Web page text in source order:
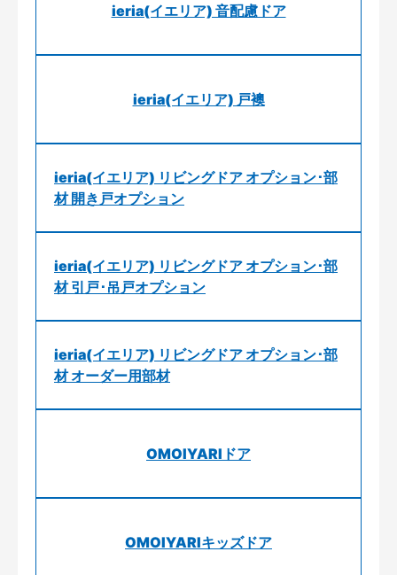
ieria(イエリア) 音配慮ドア
ieria(イエリア) 戸襖
ieria(イエリア) リビングドア オプション･部
材 開き戸オプション
ieria(イエリア) リビングドア オプション･部
材 引戸･吊戸オプション
ieria(イエリア) リビングドア オプション･部
材 オーダー用部材
OMOIYARIドア
OMOIYARIキッズドア